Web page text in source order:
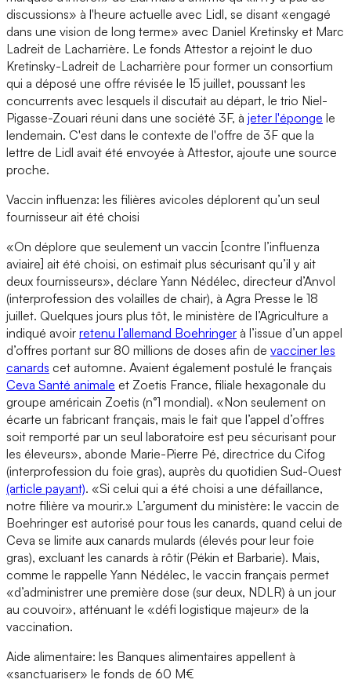
discussions» à l'heure actuelle avec Lidl, se disant «engagé
dans une vision de long terme» avec Daniel Kretinsky et Marc
Ladreit de Lacharrière. Le fonds Attestor a rejoint le duo
Kretinsky-Ladreit de Lacharrière pour former un consortium
qui a déposé une offre révisée le 15 juillet, poussant les
concurrents avec lesquels il discutait au départ, le trio Niel-
Pigasse-Zouari réuni dans une société 3F, à jeter l'éponge le
lendemain. C'est dans le contexte de l'offre de 3F que la
lettre de Lidl avait été envoyée à Attestor, ajoute une source
proche.
Vaccin influenza: les filières avicoles déplorent qu’un seul
fournisseur ait été choisi
«On déplore que seulement un vaccin [contre l’influenza
aviaire] ait été choisi, on estimait plus sécurisant qu’il y ait
deux fournisseurs», déclare Yann Nédélec, directeur d’Anvol
(interprofession des volailles de chair), à Agra Presse le 18
juillet. Quelques jours plus tôt, le ministère de l’Agriculture a
indiqué avoir retenu l’allemand Boehringer à l’issue d’un appel
d’offres portant sur 80 millions de doses afin de vacciner les
canards cet automne. Avaient également postulé le français
Ceva Santé animale et Zoetis France, filiale hexagonale du
groupe américain Zoetis (n°1 mondial). «Non seulement on
écarte un fabricant français, mais le fait que l’appel d’offres
soit remporté par un seul laboratoire est peu sécurisant pour
les éleveurs», abonde Marie-Pierre Pé, directrice du Cifog
(interprofession du foie gras), auprès du quotidien Sud-Ouest
(article payant). «Si celui qui a été choisi a une défaillance,
notre filière va mourir.» L’argument du ministère: le vaccin de
Boehringer est autorisé pour tous les canards, quand celui de
Ceva se limite aux canards mulards (élevés pour leur foie
gras), excluant les canards à rôtir (Pékin et Barbarie). Mais,
comme le rappelle Yann Nédélec, le vaccin français permet
«d’administrer une première dose (sur deux, NDLR) à un jour
au couvoir», atténuant le «défi logistique majeur» de la
vaccination.
Aide alimentaire: les Banques alimentaires appellent à
«sanctuariser» le fonds de 60 M€